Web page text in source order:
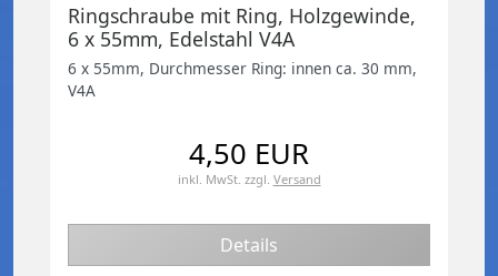
Ringschraube mit Ring, Holzgewinde,
6 x 55mm, Edelstahl V4A
6 x 55mm, Durchmesser Ring: innen ca. 30 mm,
V4A
4,50 EUR
inkl. MwSt. zzgl. Versand
Details